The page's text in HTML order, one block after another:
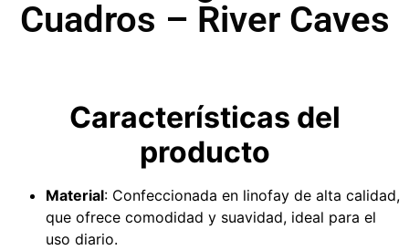
Cuadros – River Caves
Características del
producto
Material: Confeccionada en linofay de alta calidad,
que ofrece comodidad y suavidad, ideal para el
uso diario.